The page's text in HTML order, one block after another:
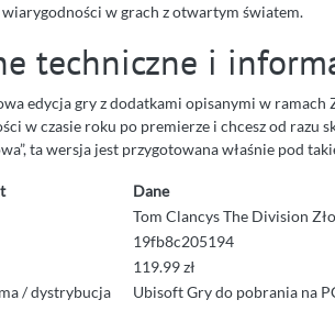
w grach z otwartym światem.
techniczne i
edycja gry z dodatkami opisanymi w ramach
w czasie roku po premierze i chcesz od razu
ta wersja jest przygotowana właśnie pod
Dane
Tom Clancys The Division
19fb8c205194
119.99 zł
/ dystrybucja
Ubisoft Gry do pobrania na